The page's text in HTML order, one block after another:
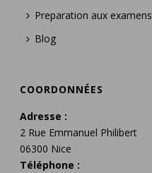
Preparation aux examens
Blog
COORDONNÉES
Adresse :
2 Rue Emmanuel Philibert
06300 Nice
Téléphone :